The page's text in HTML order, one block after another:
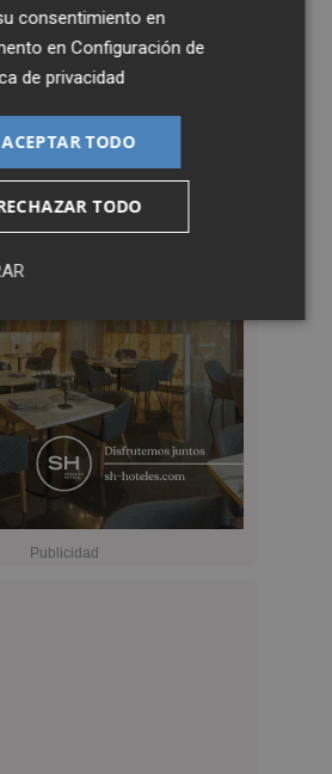
consentimiento en
enConfiguración de
de privacidad
ACEPTAR TODO
TODO